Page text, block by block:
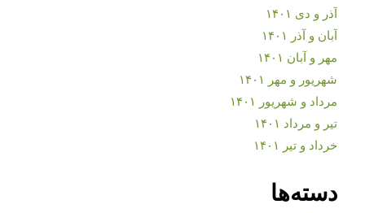
آذر و دی ۱۴۰۱
آبان و آذر ۱۴۰۱
مهر و آبان ۱۴۰۱
شهریور و مهر ۱۴۰۱
مرداد و شهریور ۱۴۰۱
تیر و مرداد ۱۴۰۱
خرداد و تیر ۱۴۰۱
دسته‌ها